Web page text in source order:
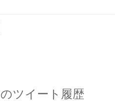
ツイート履歴